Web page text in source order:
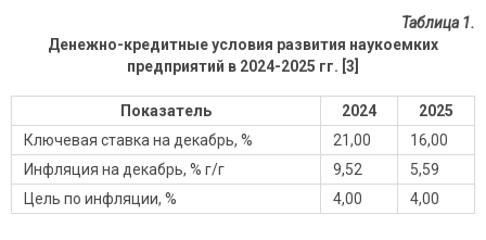
Таблица 1.
Денежно-кредитные условия развития наукоемких
предприятий в 2024-2025 гг. [3]
Показатель 2024
2025
Ключевая ставка на декабрь, %
21,00
16,00
Инфляция на декабрь, % г/г
9,52
5,59
Цель по инфляции, %
4,00 4,00